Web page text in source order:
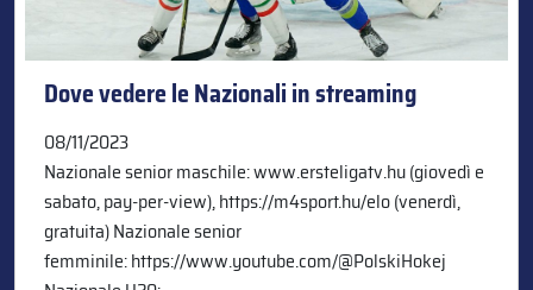
Dove vedere le Nazionali in streaming
08/11/2023
Nazionale senior maschile: www.ersteligatv.hu (giovedì e
sabato, pay-per-view), https://m4sport.hu/elo (venerdì,
gratuita) Nazionale senior
femminile: https://www.youtube.com/@PolskiHokej